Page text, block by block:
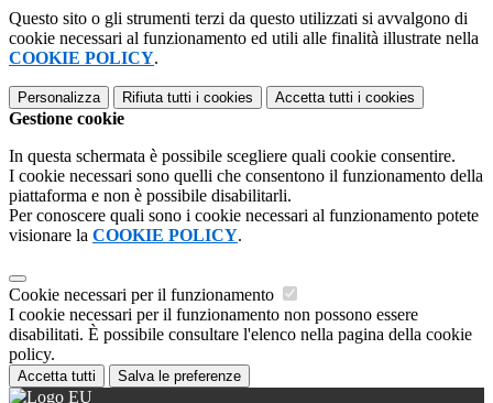
Questo sito o gli strumenti terzi da questo utilizzati si avvalgono di
cookie necessari al funzionamento ed utili alle finalità illustrate nella
COOKIE POLICY.
Personalizza Rifiuta tutti i cookies Accetta tutti i cookies
Gestione cookie
In questa schermata è possibile scegliere quali cookie consentire.
I cookie necessari sono quelli che consentono il funzionamento della
piattaforma e non è possibile disabilitarli.
Per conoscere quali sono i cookie necessari al funzionamento potete
visionare la COOKIE POLICY.
Cookie necessari per il funzionamento
I cookie necessari per il funzionamento non possono essere
disabilitati. È possibile consultare l'elenco nella pagina della cookie
policy.
Accetta tutti Salva le preferenze